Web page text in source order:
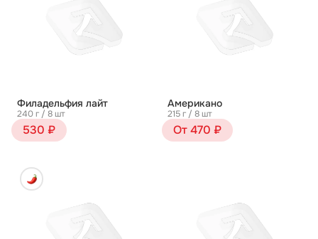
Филадельфия лайт
240 г / 8 шт
530 ₽
Американо
215 г / 8 шт
От 470 ₽